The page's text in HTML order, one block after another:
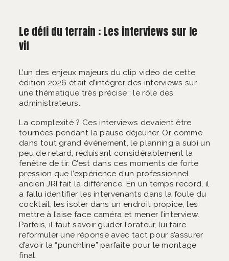
Le défi du terrain : Les interviews sur le
vif
L’un des enjeux majeurs du clip vidéo de cette
édition 2026 était d’intégrer des interviews sur
une thématique très précise : le rôle des
administrateurs.
La complexité ? Ces interviews devaient être
tournées pendant la pause déjeuner. Or, comme
dans tout grand événement, le planning a subi un
peu de retard, réduisant considérablement la
fenêtre de tir. C’est dans ces moments de forte
pression que l’expérience d’un professionnel
ancien JRI fait la différence. En un temps record, il
a fallu identifier les intervenants dans la foule du
cocktail, les isoler dans un endroit propice, les
mettre à l’aise face caméra et mener l’interview.
Parfois, il faut savoir guider l’orateur, lui faire
reformuler une réponse avec tact pour s’assurer
d’avoir la “punchline” parfaite pour le montage
final.